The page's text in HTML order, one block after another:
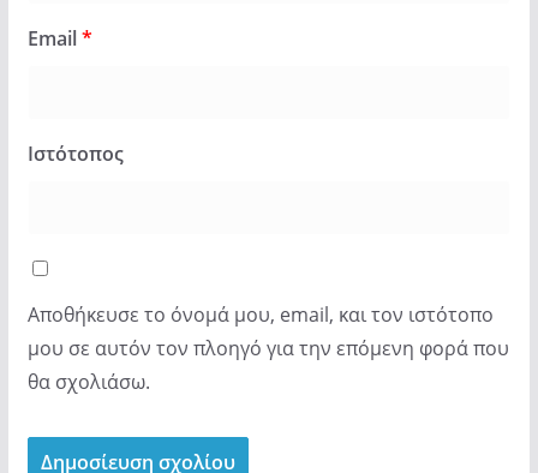
Email*
Ιστότοπος
Αποθήκευσε το όνομά μου, email, και τον ιστότοπο
μου σε αυτόν τον πλοηγό για την επόμενη φορά που
θα σχολιάσω.